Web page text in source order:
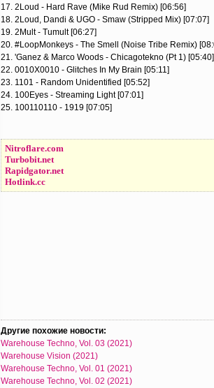
17. 2Loud - Hard Rave (Mike Rud Remix) [06:56]
18. 2Loud, Dandi & UGO - Smaw (Stripped Mix) [07:07]
19. 2Mult - Tumult [06:27]
20. #LoopMonkeys - The Smell (Noise Tribe Remix)
21. 'Ganez & Marco Woods - Chicagotekno (Pt 1) [05:40]
22. 0010X0010 - Glitches In My Brain [05:11]
23. 1101 - Random Unidentified [05:52]
24. 100Eyes - Streaming Light [07:01]
25. 100110110 - 1919 [07:05]
Nitroflare.com
Turbobit.net
Rapidgator.net
Hotlink.cc
Другие похожие новости:
Warehouse Techno, Vol. 03 (2021)
Warehouse Vision (2021)
Warehouse Techno, Vol. 01 (2021)
Warehouse Techno, Vol. 02 (2021)